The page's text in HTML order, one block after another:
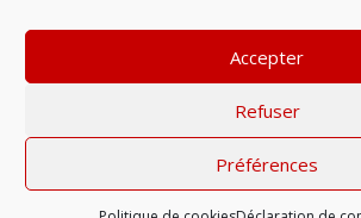
Accepter
Refuser
Préférences
LAISSER UN COMMENTAIRE
Mentions légales| © 2022 |
confidentialité